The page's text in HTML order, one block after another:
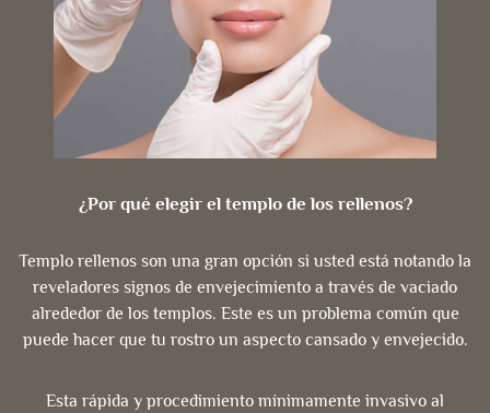
¿Por qué elegir el templo de los rellenos?
Templo rellenos son una gran opción si usted está notando la
reveladores signos de envejecimiento a través de vaciado
alrededor de los templos. Este es un problema común que
puede hacer que tu rostro un aspecto cansado y envejecido.
Esta rápida y procedimiento mínimamente invasivo al